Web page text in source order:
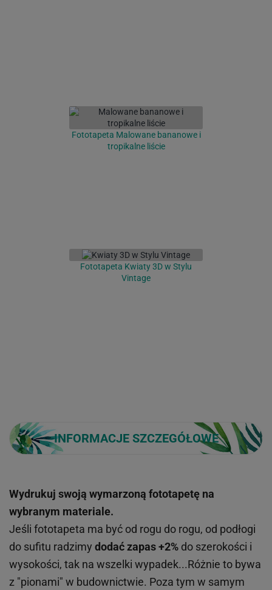
Fototapeta Malowane bananowe i
tropikalne liście
Fototapeta Kwiaty 3D w Stylu
Vintage
INFORMACJE SZCZEGÓŁOWE
Wydrukuj swoją wymarzoną fototapetę na
wybranym materiale.
Jeśli fototapeta ma być od rogu do rogu, od podłogi
do sufitu radzimy dodać zapas +2% do szerokości i
wysokości, tak na wszelki wypadek...Różnie to bywa
z "pionami" w budownictwie. Poza tym w samym